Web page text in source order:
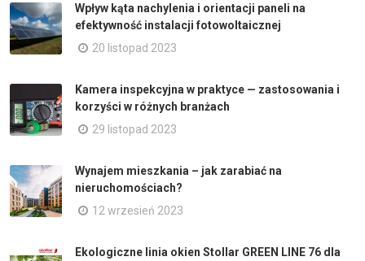
Wpływ kąta nachylenia i orientacji paneli na
efektywność instalacji fotowoltaicznej
20 listopad 2023
Kamera inspekcyjna w praktyce — zastosowania i
korzyści w różnych branżach
29 listopad 2023
Wynajem mieszkania – jak zarabiać na
nieruchomościach?
12 wrzesień 2023
Ekologiczne linia okien Stollar GREEN LINE 76 dla